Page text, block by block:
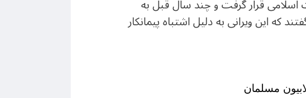
قرار گرفت و چند سال قبل به
که این ویرانی به دلیل اشتباه پیمانکار
مسلمان